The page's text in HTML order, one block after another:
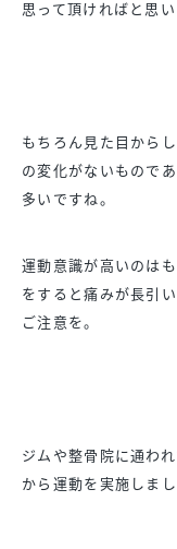
思って頂ければと思い
もちろん見た目から
の変化がないもので
多いですね。
運動意識が高いのは
をすると痛みが長引
ご注意を。
ジムや整骨院に通わ
から運動を実施しまし